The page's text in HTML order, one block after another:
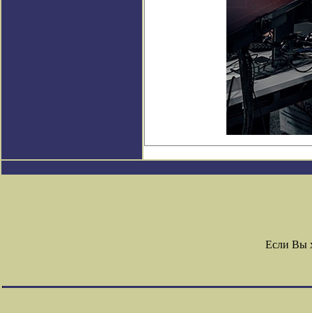
Если Вы